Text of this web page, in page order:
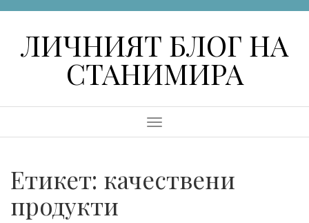
ЛИЧНИЯТ БЛОГ НА
СТАНИМИРА
Menu
Етикет: качествени
продукти